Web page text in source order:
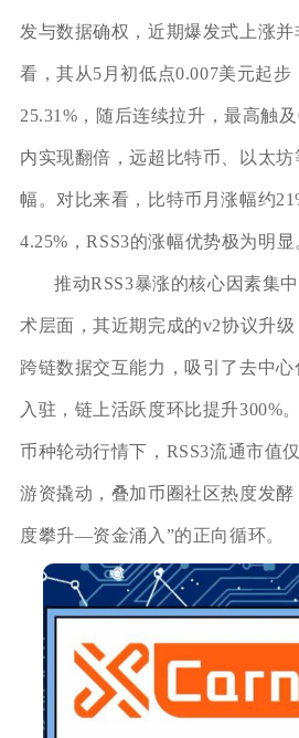
发与数据确权，近期爆发式上涨
看，其从5月初低点0.007美元起步
25.31%，随后连续拉升，最高触
内实现翻倍，远超比特币、以太
幅。对比来看，比特币月涨幅约
4.25%，RSS3的涨幅优势极为明显
推动RSS3暴涨的核心因素集
术层面，其近期完成的v2协议升
跨链数据交互能力，吸引了去中
入驻，链上活跃度环比提升300%
币种轮动行情下，RSS3流通市值
游资撬动，叠加币圈社区热度发
度攀升—资金涌入”的正向循环。